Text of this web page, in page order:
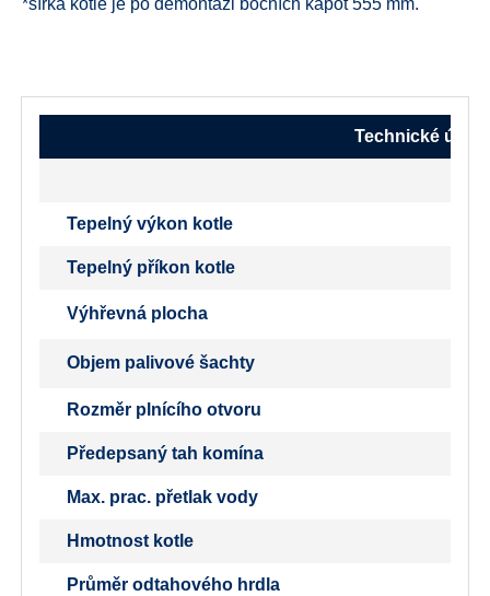
*šířka kotle je po demontáži bočních kapot 555 mm.
Technické údaje
Tepelný výkon kotle
Tepelný příkon kotle
Výhřevná plocha
Objem palivové šachty
Rozměr plnícího otvoru
Předepsaný tah komína
Max. prac. přetlak vody
Hmotnost kotle
Průměr odtahového hrdla